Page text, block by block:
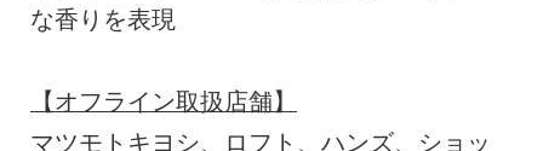
な香りを表現
【オフライン取扱店舗】
マツモトキヨシ、ロフト、ハンズ、ショッ